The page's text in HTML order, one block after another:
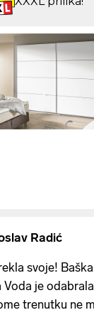
Radić
svoje!
Voda je
trenutku ne